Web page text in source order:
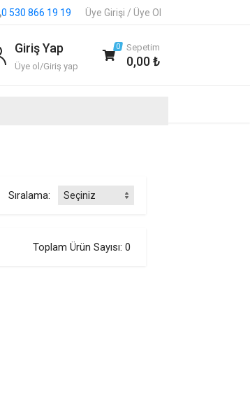
0 530 866 19 19 Üye Girişi / Üye Ol
Giriş Yap
Üye ol/Giriş yap
0 Sepetim
0,00 ₺
Sıralama:
Toplam Ürün Sayısı: 0